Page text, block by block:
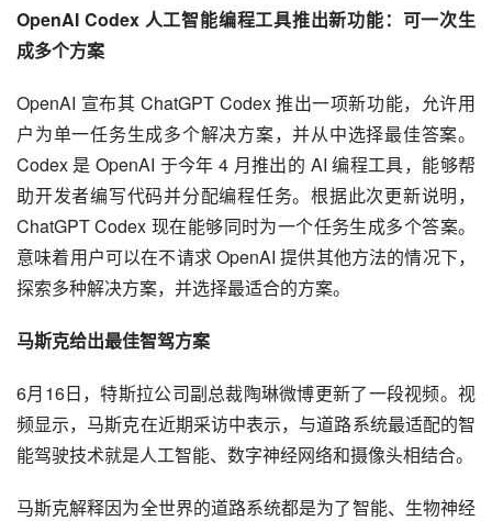
OpenAI Codex 人工智能编程工具推出新功能：可一次生
成多个方案
OpenAI 宣布其 ChatGPT Codex 推出一项新功能，允许用
户为单一任务生成多个解决方案，并从中选择最佳答案。
Codex 是 OpenAI 于今年 4 月推出的 AI 编程工具，能够帮
助开发者编写代码并分配编程任务。根据此次更新说明，
ChatGPT Codex 现在能够同时为一个任务生成多个答案。
意味着用户可以在不请求 OpenAI 提供其他方法的情况下，
探索多种解决方案，并选择最适合的方案。
马斯克给出最佳智驾方案
6月16日，特斯拉公司副总裁陶琳微博更新了一段视频。视
频显示，马斯克在近期采访中表示，与道路系统最适配的智
能驾驶技术就是人工智能、数字神经网络和摄像头相结合。
马斯克解释因为全世界的道路系统都是为了智能、生物神经